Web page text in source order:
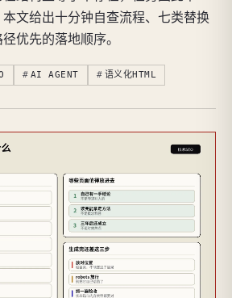
文给出十分钟自查流程、七类替换
优先的落地顺序。
AI AGENT 语义化HTML